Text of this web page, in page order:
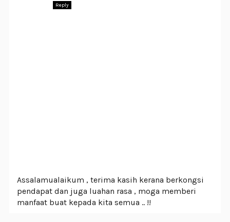
Reply
Assalamualaikum , terima kasih kerana berkongsi
pendapat dan juga luahan rasa , moga memberi
manfaat buat kepada kita semua .. !!